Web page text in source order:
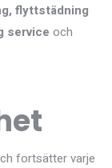
flyttstädning
service och
fortsätter varje